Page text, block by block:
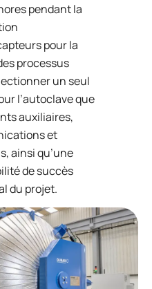
pendant la
pour la
processus
un seul
l’autoclave que
auxiliaires,
et
ainsi qu’une
de succès
du projet.